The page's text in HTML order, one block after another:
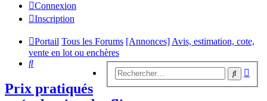
Connexion
Inscription
Portail Tous les Forums [Annonces] Avis, estimation, cote,
vente en lot ou enchères
Rechercher
Prix pratiqués